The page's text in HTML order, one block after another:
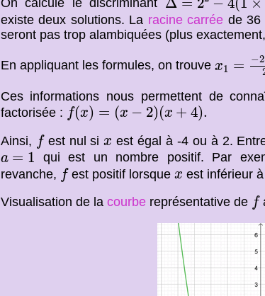
On calcule le discriminant
existe deux solutions. La racine carrée de 36
seront pas trop alambiquées (plus
En appliquant les formules, on trouve x1 = −2
−
Ces informations nous permettent de
factorisée : f(x) = (x − 2)(x + 4).
f(x)=( x−2)( x+4).
Ainsi, fest nul six
x est égal à -4 ou à 2.
a = 1
a qui est un nombre positif. Par
revanche, fest positif lorsque x
x est inférieur
Visualisation de la courbereprésentative de f